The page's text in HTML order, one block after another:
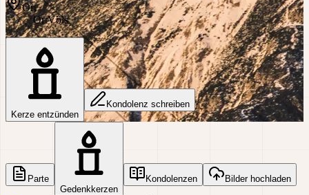
Ort
OrtVöls
Kerze entzünden
Kondolenz schreiben
Parte
Gedenkkerzen
Kondolenzen Bilder hochladen